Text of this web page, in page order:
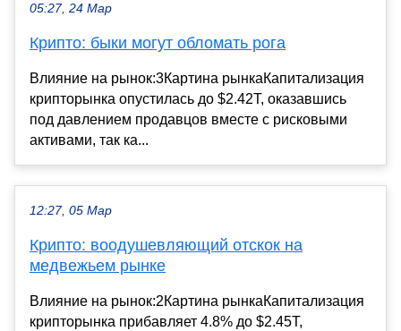
05:27, 24 Мар
Крипто: быки могут обломать рога
Влияние на рынок:3Картина рынкаКапитализация
крипторынка опустилась до $2.42T, оказавшись
под давлением продавцов вместе с рисковыми
активами, так ка...
12:27, 05 Мар
Крипто: воодушевляющий отскок на
медвежьем рынке
Влияние на рынок:2Картина рынкаКапитализация
крипторынка прибавляет 4.8% до $2.45T,